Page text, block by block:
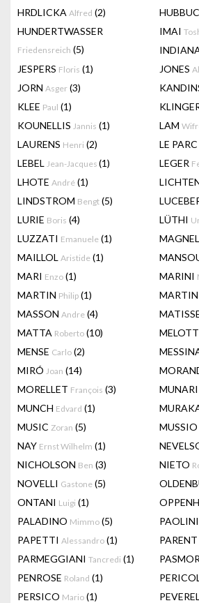
HRDLICKA Alfred (2)
HUNDERTWASSER
Friedensreich (5)
IMAI
JESPERS Floris (1) JONES
JORN Asger (3)
KLEE Paul (1)
KOUNELLIS Jannis (1) LAM
LAURENS Henri (2) LE PARC
LEBEL Jean-Jacques (1) LEGER
LHOTE André (1)
LINDSTROM Bengt (5)
LURIE Boris (4) LÜTHI
LUZZATI Emanuele (1)
MAILLOL Aristide (1)
MARI Enzo (1) MARINI
MARTIN Philip (1)
MASSON Andre (4)
MATTA Roberto (10)
MENSE Carlo (2)
MIRÓ Joan (14)
MORELLET François (3) MUNARI
MUNCH Edvard (1)
MUSIC Zoran (5) MUSSIO
NAY Ernst Wilhelm (1)
NICHOLSON Ben (3) NIETO
NOVELLI Gastone (5)
ONTANI Luigi (1)
PALADINO Mimmo (5) PAOLINI
PAPETTI Alessandro (1) PARENT
PARMEGGIANI Tancredi (1)
PENROSE Roland (1)
PERSICO Mario (1)